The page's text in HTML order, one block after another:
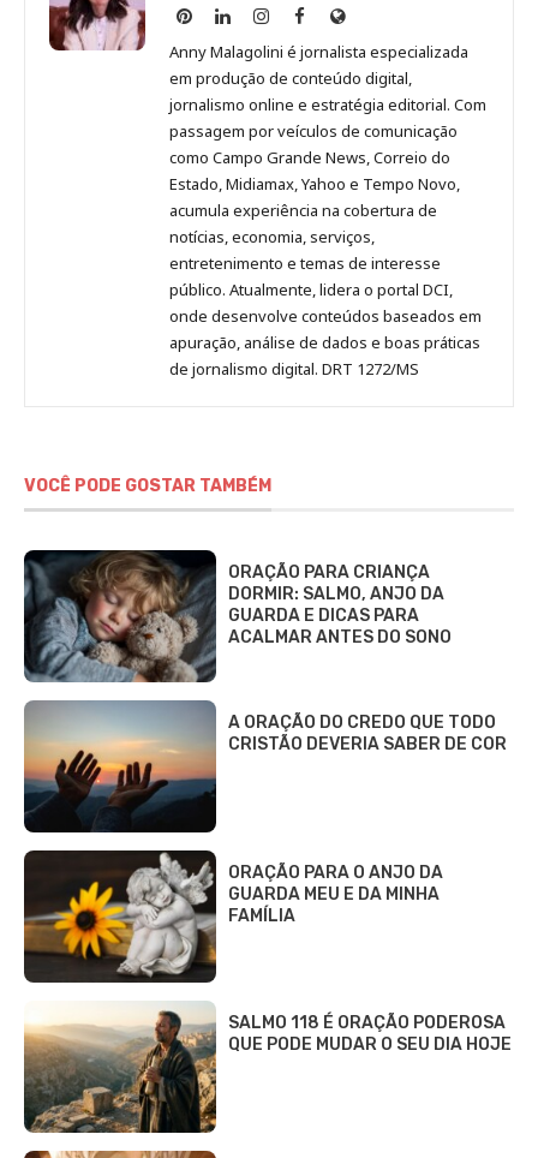
Anny
Malagolini
no
Pinterest
Anny
Malagolini
no
LinkedIn
Anny
Malagolini
no
Instagram
Anny
Malagolini
no
Facebook
Site
de
Anny
Malagolini
Anny Malagolini é jornalista especializada
em produção de conteúdo digital,
jornalismo online e estratégia editorial. Com
passagem por veículos de comunicação
como Campo Grande News, Correio do
Estado, Midiamax, Yahoo e Tempo Novo,
acumula experiência na cobertura de
notícias, economia, serviços,
entretenimento e temas de interesse
público. Atualmente, lidera o portal DCI,
onde desenvolve conteúdos baseados em
apuração, análise de dados e boas práticas
de jornalismo digital. DRT 1272/MS
VOCÊ PODE GOSTAR TAMBÉM
ORAÇÃO PARA CRIANÇA
DORMIR: SALMO, ANJO DA
GUARDA E DICAS PARA
ACALMAR ANTES DO SONO
A ORAÇÃO DO CREDO QUE TODO
CRISTÃO DEVERIA SABER DE COR
ORAÇÃO PARA O ANJO DA
GUARDA MEU E DA MINHA
FAMÍLIA
SALMO 118 É ORAÇÃO PODEROSA
QUE PODE MUDAR O SEU DIA HOJE